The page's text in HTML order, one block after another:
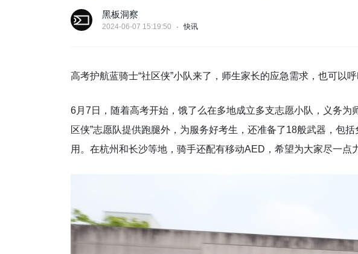
黑板洞察
2024-06-07 15:19:50 快讯
高考护航蓝骑士“社区侠”小队来了，师生家长的应急需求，也可以呼
6月7日，随着高考开始，饿了么在多地成立多支志愿小队，义务为
区侠”志愿队提供跑腿外，为服务好考生，还准备了18般武器，包
用。在杭州和长沙等地，骑手还配有移动AED，希望为大家尽一点